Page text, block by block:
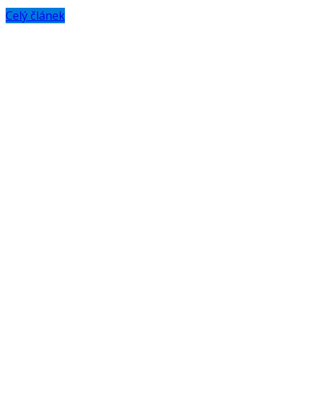
Celý článek